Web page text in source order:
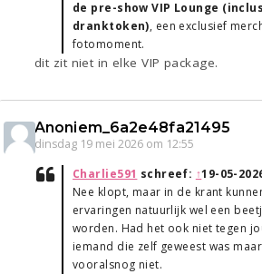
de pre-show VIP Lounge
dranktoken), een exclusief
fotomoment.
dit zit niet in elke VIP package.
Anoniem_6a2e48fa21495
dinsdag 19 mei 2026 om 12:55
Charlie591 schreef: ↑19-05-
Nee klopt, maar in de krant
ervaringen natuurlijk wel een
worden. Had het ook niet tegen
iemand die zelf geweest was
vooralsnog niet.